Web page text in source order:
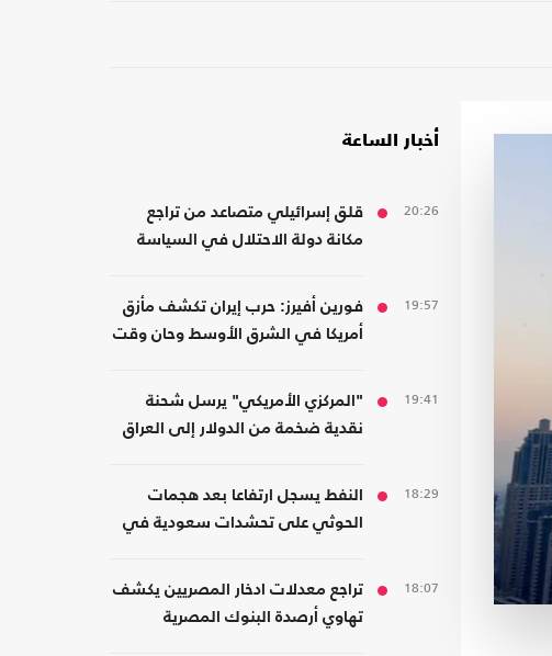
أخبار الساعة
20:26
قلق إسرائيلي متصاعد من تراجع
مكانة دولة الاحتلال في السياسة
19:57
فورين أفيرز: حرب إيران تكشف مأزق
أمريكا في الشرق الأوسط وحان وقت
19:41
"المركزي الأمريكي" يرسل شحنة
نقدية ضخمة من الدولار إلى العراق
18:29
النفط يسجل ارتفاعا بعد هجمات
الحوثي على تحشدات سعودية في
18:07
تراجع معدلات ادخار المصريين يكشف
تهاوي أرصدة البنوك المصرية